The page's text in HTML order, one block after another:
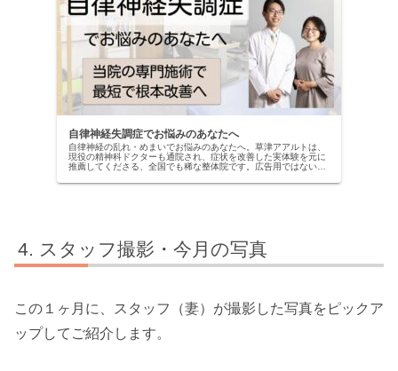
自律神経失調症でお悩みのあなたへ
自律神経の乱れ・めまいでお悩みのあなたへ。草津アアルトは、
現役の精神科ドクターも通院され、症状を改善した実体験を元に
推薦してくださる、全国でも稀な整体院です。広告用ではない、
せんか？
スタッフ撮影・今月の写真
この１ヶ月に、スタッフ（妻）が撮影した写真をピックア
ップしてご紹介します。